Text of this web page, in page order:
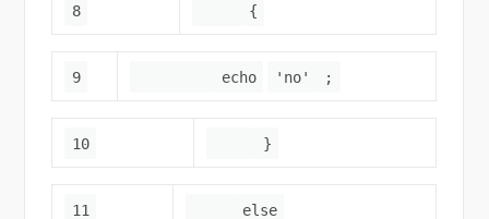
8 {
9 echo 'no' ;
10 }
11 else